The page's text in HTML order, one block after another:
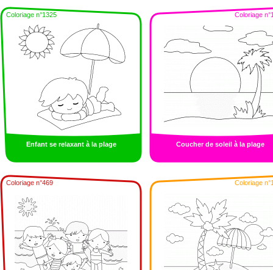
Coloriage n°1325
Enfant se relaxant à la plage
Coloriage
Coucher de soleil à la plage
Coloriage n°469 Coloriage